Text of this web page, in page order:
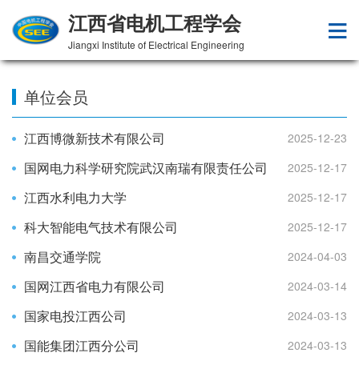
江西省电机工程学会
Jiangxi Institute of Electrical Engineering
单位会员
江西博微新技术有限公司 2025-12-23
国网电力科学研究院武汉南瑞有限责任公司 2025-12-17
江西水利电力大学 2025-12-17
科大智能电气技术有限公司 2025-12-17
南昌交通学院 2024-04-03
国网江西省电力有限公司 2024-03-14
国家电投江西公司 2024-03-13
国能集团江西分公司 2024-03-13